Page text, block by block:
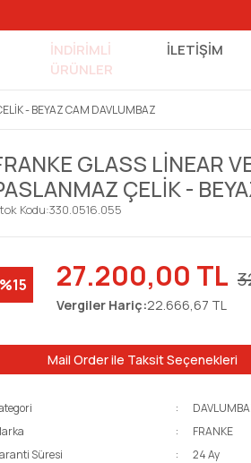
İNDİRİMLİ
ÜRÜNLER
İLETİŞİM
- BEYAZ CAM DAVLUMBAZ
GLASS LİNEAR
ÇELİK -
Kodu:330.0516.055
%15 27.200,00 TL
Vergiler Hariç:22.666,67 TL
Mail Order ile Taksit Seçenekleri
FRANKE
Süresi
24 Ay